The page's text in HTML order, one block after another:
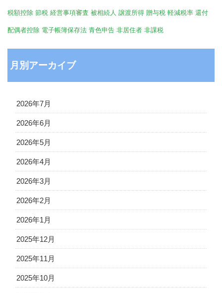
税額控除 節税 経営事項審査 被相続人 譲渡所得 贈与税 軽減税率 還付
配偶者控除 電子帳簿保存法 青色申告 非居住者 非課税
月別アーカイブ
2026年7月
2026年6月
2026年5月
2026年4月
2026年3月
2026年2月
2026年1月
2025年12月
2025年11月
2025年10月